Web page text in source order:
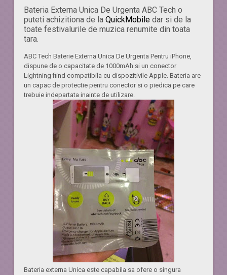
Bateria Externa Unica De Urgenta ABC Tech o
puteti achizitiona de la QuickMobiledar si de la
toate festivalurile de muzica renumite din toata
tara.
ABC Tech Baterie Externa Unica De Urgenta Pentru iPhone,
dispune de o capacitate de 1000mAh si un conector
Lightning fiind compatibila cu dispozitivile Apple. Bateria are
un capac de protectie pentru conector si o piedica pe care
trebuie indepartata inainte de utilizare.
Bateria externa Unica este capabila sa ofere o singura